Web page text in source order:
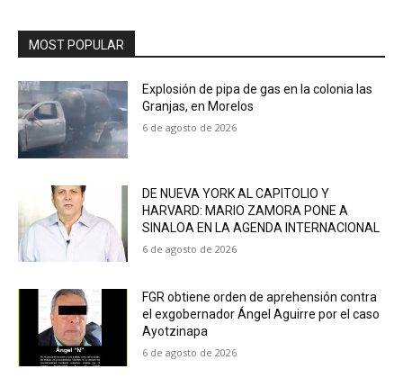
MOST POPULAR
Explosión de pipa de gas en la colonia las
Granjas, en Morelos
6 de agosto de 2026
DE NUEVA YORK AL CAPITOLIO Y
HARVARD: MARIO ZAMORA PONE A
SINALOA EN LA AGENDA INTERNACIONAL
6 de agosto de 2026
FGR obtiene orden de aprehensión contra
el exgobernador Ángel Aguirre por el caso
Ayotzinapa
6 de agosto de 2026